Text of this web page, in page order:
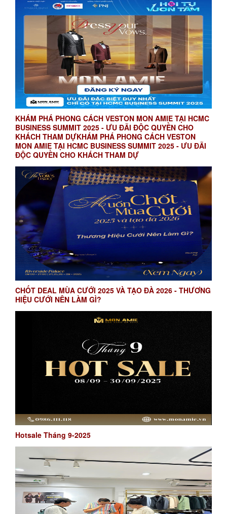
KHÁM PHÁ PHONG CÁCH VESTON MON AMIE TẠI HCMC
BUSINESS SUMMIT 2025 - ƯU ĐÃI ĐỘC QUYỀN CHO
KHÁCH THAM DỰKHÁM PHÁ PHONG CÁCH VESTON
MON AMIE TẠI HCMC BUSINESS SUMMIT 2025 - ƯU ĐÃI
ĐỘC QUYỀN CHO KHÁCH THAM DỰ
CHỐT DEAL MÙA CƯỚI 2025 VÀ TẠO ĐÀ 2026 - THƯƠNG
HIỆU CƯỚI NÊN LÀM GÌ?
Hotsale Tháng 9-2025